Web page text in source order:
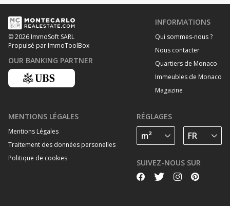
© 2026 ImmoSoft SARL
Propulsé par ImmoToolBox
OUR BANKING PARTNER
INFORMATIONS
Qui sommes-nous ?
Nous contacter
Quartiers de Monaco
Immeubles de Monaco
Magazine
MENTIONS LÉGALES
Mentions Légales
Traitement des données personelles
Politique de cookies
RÉGLAGES
SUIVEZ-NOUS SUR